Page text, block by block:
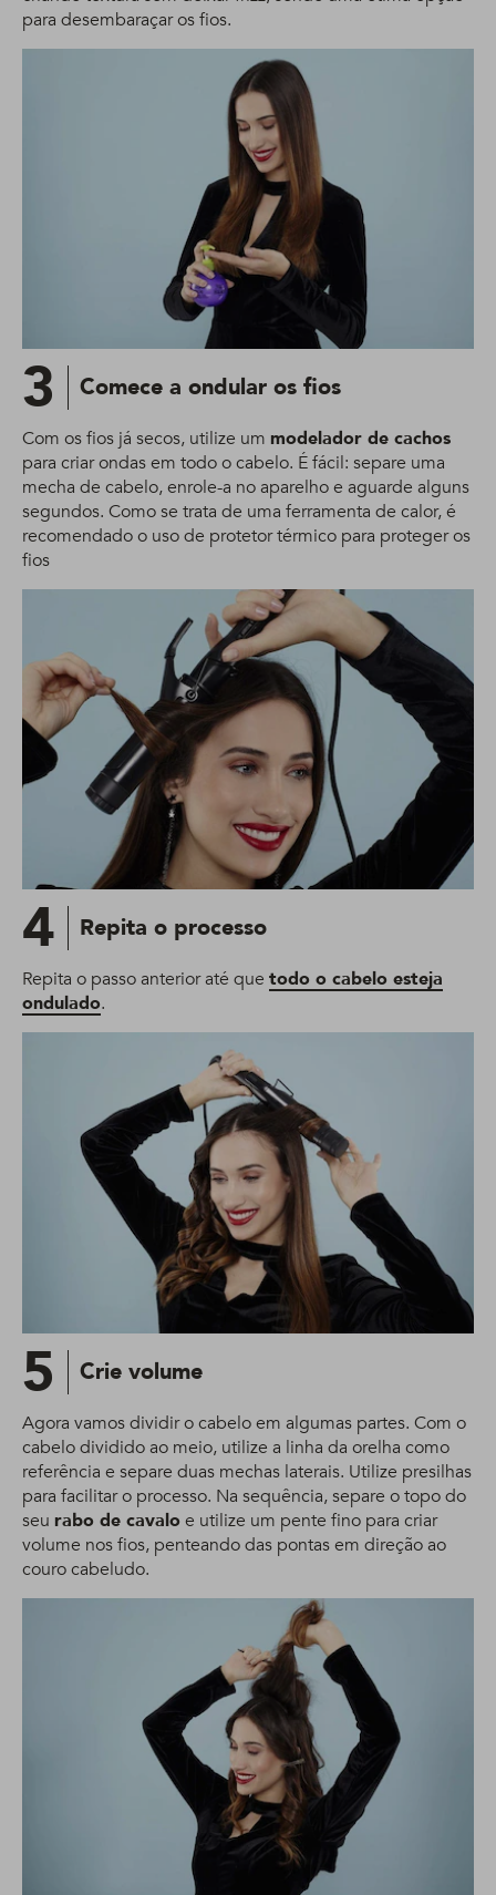
para desembaraçar os fios.
3 Comece a ondular os fios
Com os fios já secos, utilize um modelador de cachos
para criar ondas em todo o cabelo. É fácil: separe uma
mecha de cabelo, enrole-a no aparelho e aguarde alguns
segundos. Como se trata de uma ferramenta de calor, é
recomendado o uso de protetor térmico para proteger os
fios
4 Repita o processo
Repita o passo anterior até que todo o cabelo esteja
ondulado.
5 Crie volume
Agora vamos dividir o cabelo em algumas partes. Com o
cabelo dividido ao meio, utilize a linha da orelha como
referência e separe duas mechas laterais. Utilize presilhas
para facilitar o processo. Na sequência, separe o topo do
seu rabo de cavalo e utilize um pente fino para criar
volume nos fios, penteando das pontas em direção ao
couro cabeludo.